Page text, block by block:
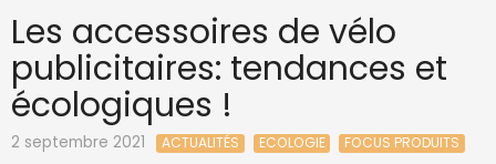
Les accessoires de vélo
publicitaires: tendances et
écologiques !
2 septembre 2021 ACTUALITÉS ECOLOGIE FOCUS PRODUITS